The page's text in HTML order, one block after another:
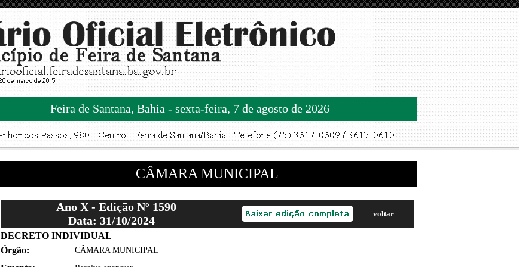
Feira de Santana, Bahia - sexta-feira, 7 de agosto de 2026
CÂMARA MUNICIPAL
Ano X - Edição Nº 1590
Data: 31/10/2024
voltar
DECRETO INDIVIDUAL
Órgão:
CÂMARA MUNICIPAL